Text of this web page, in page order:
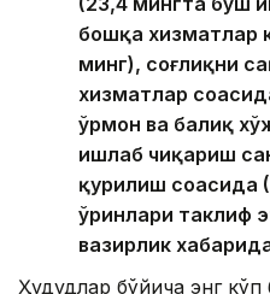
бошқа хизматлар
минг), соғлиқни
хизматлар
ўрмон ва балиқ
ишлаб чиқариш
қурилиш
ўринлари таклиф
вазирлик
Ҳудудлар бўйича энг